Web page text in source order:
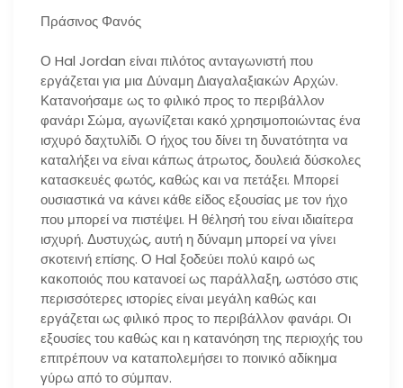
Πράσινος Φανός
Ο Hal Jordan είναι πιλότος ανταγωνιστή που
εργάζεται για μια Δύναμη Διαγαλαξιακών Αρχών.
Κατανοήσαμε ως το φιλικό προς το περιβάλλον
φανάρι Σώμα, αγωνίζεται κακό χρησιμοποιώντας ένα
ισχυρό δαχτυλίδι. Ο ήχος του δίνει τη δυνατότητα να
καταλήξει να είναι κάπως άτρωτος, δουλειά δύσκολες
κατασκευές φωτός, καθώς και να πετάξει. Μπορεί
ουσιαστικά να κάνει κάθε είδος εξουσίας με τον ήχο
που μπορεί να πιστέψει. Η θέλησή του είναι ιδιαίτερα
ισχυρή. Δυστυχώς, αυτή η δύναμη μπορεί να γίνει
σκοτεινή επίσης. Ο Hal ξοδεύει πολύ καιρό ως
κακοποιός που κατανοεί ως παράλλαξη, ωστόσο στις
περισσότερες ιστορίες είναι μεγάλη καθώς και
εργάζεται ως φιλικό προς το περιβάλλον φανάρι. Οι
εξουσίες του καθώς και η κατανόηση της περιοχής του
επιτρέπουν να καταπολεμήσει το ποινικό αδίκημα
γύρω από το σύμπαν.